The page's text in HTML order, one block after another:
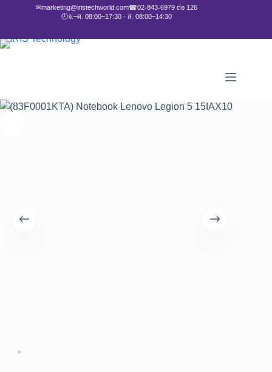
✉marketing@iristechworld.com☎02-843-6979 ต่อ 126
🕘จ.–ศ. 08:00–17:30 · ส. 08:00–14:30